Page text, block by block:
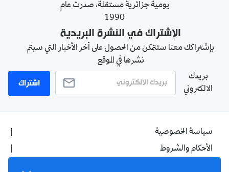
يومية جزائرية مستقلة، صدرت عام
1990
الإشتراك في النشرة البريدية
بإشتراكك معنا ستتمكن من الحصول على آخر الأخبار التي سيتم
نشرها في الموقع
بريدك
الالكتروني
اشتراك
سياسة الخصوصية
الأحكام والشروط